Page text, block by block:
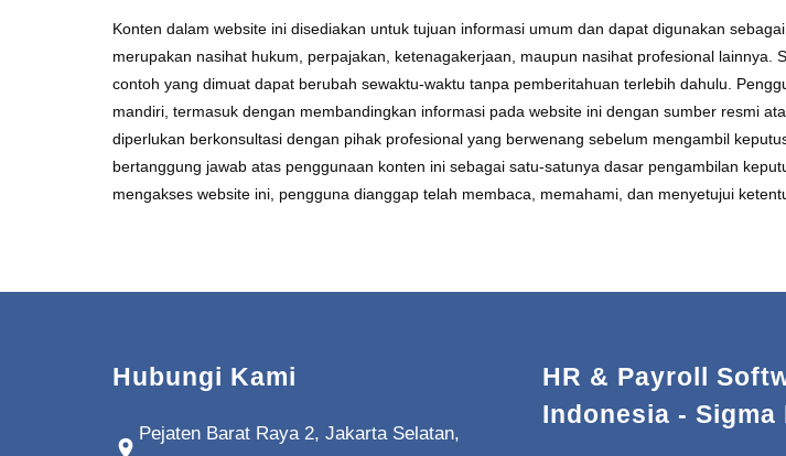
Konten dalam website ini disediakan untuk tujuan informasi umum dan dapat digunakan
merupakan nasihat hukum, perpajakan, ketenagakerjaan, maupun nasihat profesional lainnya.
contoh yang dimuat dapat berubah sewaktu-waktu tanpa pemberitahuan terlebih dahulu.
mandiri, termasuk dengan membandingkan informasi pada website ini dengan sumber resmi
diperlukan berkonsultasi dengan pihak profesional yang berwenang sebelum mengambil
bertanggung jawab atas penggunaan konten ini sebagai satu-satunya dasar pengambilan
mengakses website ini, pengguna dianggap telah membaca, memahami, dan menyetujui
Hubungi Kami
Pejaten Barat Raya 2, Jakarta Selatan,
HR & Payroll
Indonesia - Sigma